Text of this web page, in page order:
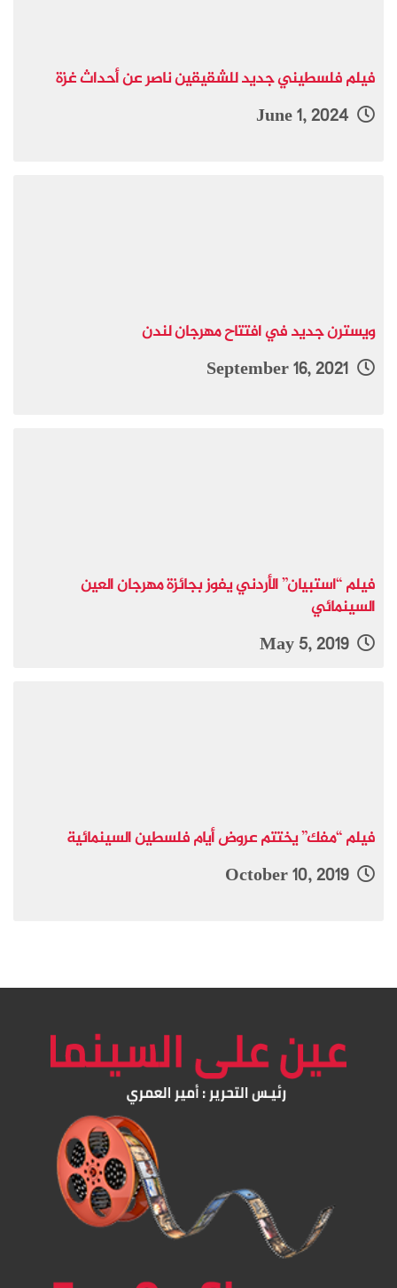
فيلم فلسطيني جديد للشقيقين ناصر عن أحداث غزة
ويسترن جديد في افتتاح مهرجان لندن
فيلم “استبيان” الأردني يفوز بجائزة مهرجان العين
السينمائي
May 5, 2019
فيلم “مفك” يختتم عروض أيام فلسطين السينمائية
October 10, 2019